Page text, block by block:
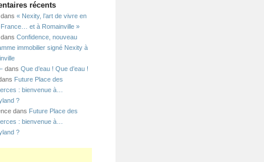
récents
« Nexity, l’art de vivre en
et à Romainville »
Confidence, nouveau
immobilier signé Nexity à
dansQue d’eau ! Que d’eau !
Future Place des
: bienvenue à…
?
dans Future Place des
: bienvenue à…
?